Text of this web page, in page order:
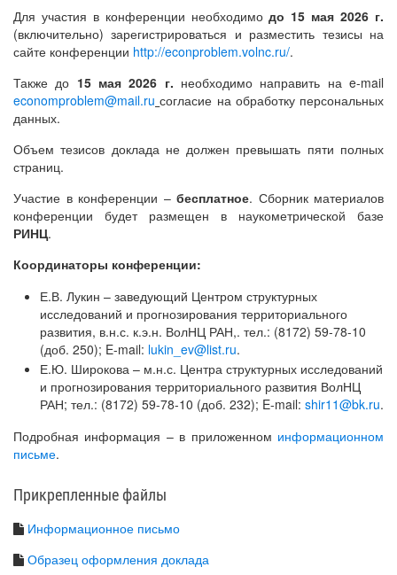
Для участия в конференции необходимодо 15 мая 2026 г.
(включительно) зарегистрироваться и разместить тезисы на
сайте конференции http://econproblem.volnc.ru/.
Также до 15 мая 2026 г. необходимо направить на e-mail
economproblem@mail.ru согласие на обработку персональных
данных.
Объем тезисов доклада не должен превышать пяти полных
страниц.
Участие в конференции – бесплатное. Сборник материалов
конференции будет размещен в наукометрической базе
РИНЦ.
Координаторы конференции:
Е.В. Лукин – заведующий Центром структурных
исследований и прогнозирования территориального
развития, в.н.с. к.э.н. ВолНЦ РАН,. тел.: (8172) 59-78-10
(доб. 250); E-mail: lukin_ev@list.ru.
Е.Ю. Широкова – м.н.с. Центра структурных исследований
и прогнозирования территориального развития ВолНЦ
РАН; тел.: (8172) 59-78-10 (доб. 232); E-mail: shir11@bk.ru.
Подробная информация – в приложенном информационном
письме.
Прикрепленные файлы
Информационное письмо
Образец оформления доклада